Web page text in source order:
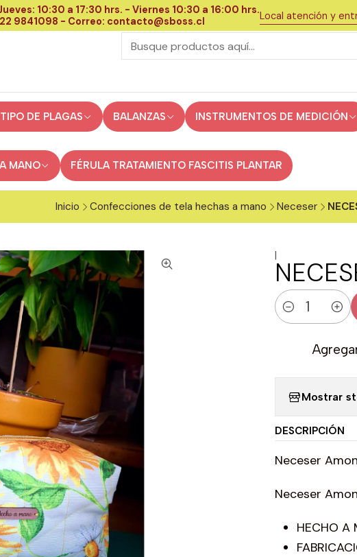
DE PLAGAS BALANZAS INSTRUMENTOS DE MEDICIÓN
MANO FÉRULA TRATAMIENTO FASCITIS PLANTAR
10:30 a 17:30 hrs. - Viernes 10:30 a 16:00 hrs.
22 9841098 - Correo: contacto@sboss.cl
Local atención y
Inicio Confecciones de tela hechas a mano Neceser
|
Cantidad
Mostrar
DESCRIPCIÓN
Neceser
Neceser
HECHO A